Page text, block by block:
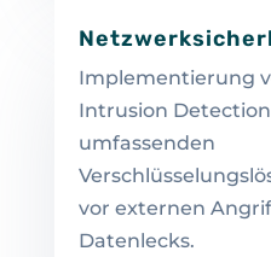
Implementierung
Intrusion Detection
umfassenden
vor externen
Datenlecks.